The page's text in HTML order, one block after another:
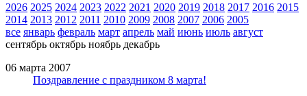
2026 2025 2024 2023 2022 2021 2020 2019 2018 2017 2016 2015
2014 2013 2012 2011 2010 2009 2008 2007 2006 2005
все январь февраль март апрель май июнь июль август
сентябрь октябрь ноябрь декабрь
06 марта 2007
Поздравление с праздником 8 марта!